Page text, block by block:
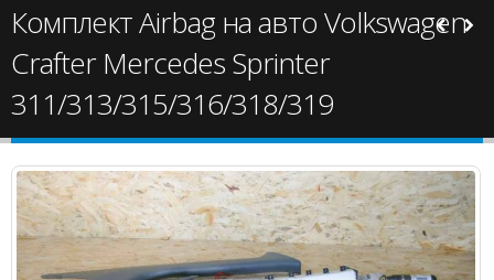
Комплект Airbag на авто Volkswagen
Сrafter Mercedes Sprinter
311/313/315/316/318/319